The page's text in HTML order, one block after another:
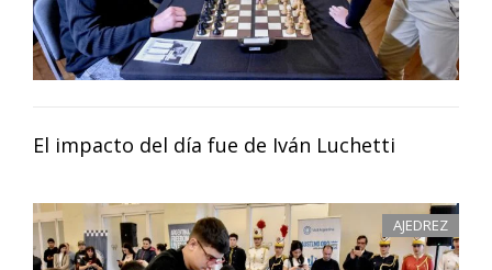
El impacto del día fue de Iván Luchetti
AJEDREZ